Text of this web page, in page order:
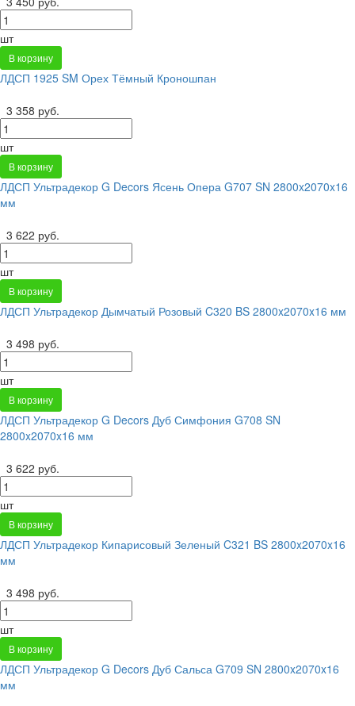
шт
В корзину
ЛДСП 1925 SM Орех Тёмный Кроношпан
3 358 руб.
шт
В корзину
ЛДСП Ультрадекор G Decors Ясень Опера G707 SN 2800x2070x16
мм
3 622 руб.
шт
В корзину
ЛДСП Ультрадекор Дымчатый Розовый C320 BS 2800x2070x16 мм
3 498 руб.
шт
В корзину
ЛДСП Ультрадекор G Decors Дуб Симфония G708 SN
2800x2070x16 мм
3 622 руб.
шт
В корзину
ЛДСП Ультрадекор Кипарисовый Зеленый C321 BS 2800x2070x16
мм
3 498 руб.
шт
В корзину
ЛДСП Ультрадекор G Decors Дуб Сальса G709 SN 2800x2070x16
мм